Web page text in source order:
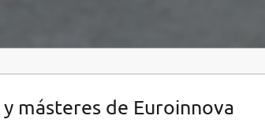
másteres de Euroinnova